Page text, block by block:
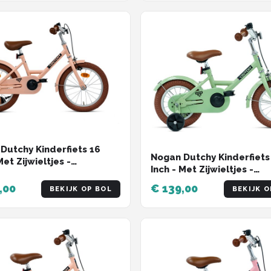
Kinderfiets 16
Zijwieltjes -
& V-Brake - Mat
BEKIJK OP BOL
Nogan Dutchy Kinderfiets
Inch - Met Zijwieltjes -
Verstelbaar Stuur &
Terugtraprem & V-Brake
Groen
€ 139,00 BEKIJK